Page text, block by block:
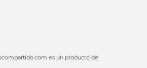
es un producto de